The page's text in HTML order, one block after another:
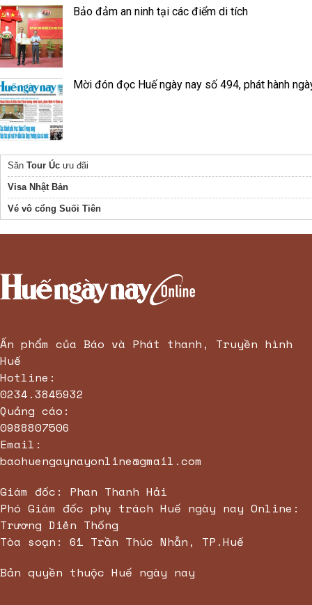
Bảo đảm an ninh tại các điểm di tích
Mời đón đọc Huế ngày nay số 494, phát hành
Săn Tour Úc ưu đãi
Visa Nhật Bản
Vé vô cổng Suối Tiên
Ấn phẩm của Báo và Phát thanh, Truyền hình
Huế
Hotline:
0234.3845932
Quảng cáo:
0988807506
Email:
baohuengaynayonline@gmail.com
Giám đốc: Phan Thanh Hải
Phó Giám đốc phụ trách Huế ngày nay Online:
Trương Diên Thống
Tòa soạn: 61 Trần Thúc Nhẫn, TP.Huế
Bản quyền thuộc Huế ngày nay